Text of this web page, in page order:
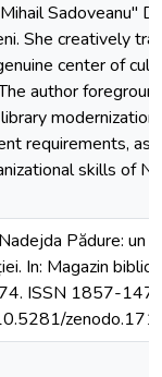
Sadoveanu"
She creatively
center of
author
modernization
requirements, as
skills of
Pădure: un
In: Magazin
ISSN 1857-